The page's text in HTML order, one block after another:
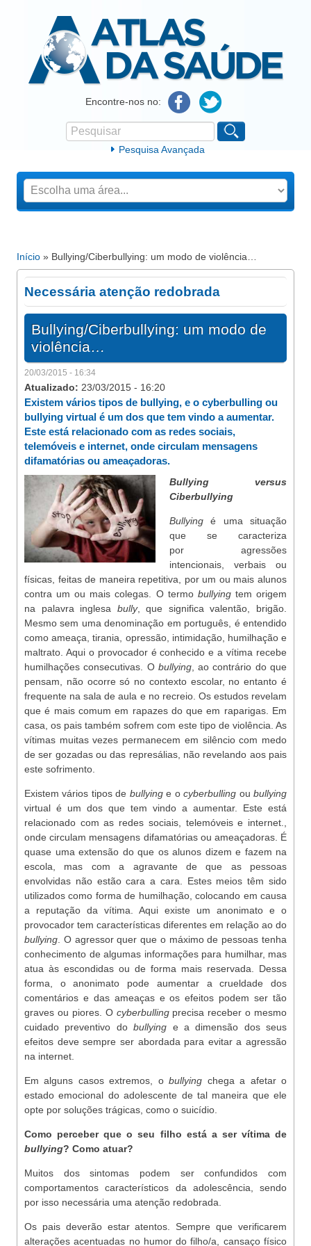
Atlas da SaúdeEncontre-nos no:
Formulário de procura
Pesquisar
Pesquisa Avançada
Está aqui
Início » Bullying/Ciberbullying: um modo de violência…
Necessária atenção redobrada
Bullying/Ciberbullying: um modo de
violência…
20/03/2015 - 16:34
Atualizado: 23/03/2015 - 16:20
Existem vários tipos de bullying, e o cyberbulling ou
bullying virtual é um dos que tem vindo a aumentar.
Este está relacionado com as redes sociais,
telemóveis e internet, onde circulam mensagens
difamatórias ou ameaçadoras.
Bullying
versus
Ciberbullying
Bullying é uma situação
que se caracteriza
por agressões
intencionais, verbais ou
físicas, feitas de maneira repetitiva, por um ou mais alunos
contra um ou mais colegas. O termo bullyingtem origem
na palavra inglesa bully, que significa valentão, brigão.
Mesmo sem uma denominação em português, é entendido
como ameaça, tirania, opressão, intimidação, humilhação e
maltrato. Aqui o provocador é conhecido e a vítima recebe
humilhações consecutivas. O bullying, ao contrário do que
pensam, não ocorre só no contexto escolar, no entanto é
frequente na sala de aula e no recreio. Os estudos revelam
que é mais comum em rapazes do que em raparigas. Em
casa, os pais também sofrem com este tipo de violência. As
vítimas muitas vezes permanecem em silêncio com medo
de ser gozadas ou das represálias, não revelando aos pais
este sofrimento.
Existem vários tipos de bullyinge ocyberbulling oubullying
virtual é um dos que tem vindo a aumentar. Este está
relacionado com as redes sociais, telemóveis e internet.,
onde circulam mensagens difamatórias ou ameaçadoras. É
quase uma extensão do que os alunos dizem e fazem na
escola, mas com a agravante de que as pessoas
envolvidas não estão cara a cara. Estes meios têm sido
utilizados como forma de humilhação, colocando em causa
a reputação da vítima. Aqui existe um anonimato e o
provocador tem características diferentes em relação ao do
bullying . O agressor quer que o máximo de pessoas tenha
conhecimento de algumas informações para humilhar, mas
atua às escondidas ou de forma mais reservada. Dessa
forma, o anonimato pode aumentar a crueldade dos
comentários e das ameaças e os efeitos podem ser tão
graves ou piores. O cyberbullingprecisa receber o mesmo
cuidado preventivo dobullying e a dimensão dos seus
efeitos deve sempre ser abordada para evitar a agressão
na internet.
Em alguns casos extremos, obullying chega a afetar o
estado emocional do adolescente de tal maneira que ele
opte por soluções trágicas, como o suicídio.
Como perceber que o seu filho está a ser vítima de
bullying? Como atuar?
Muitos dos sintomas podem ser confundidos com
comportamentos característicos da adolescência, sendo
por isso necessária uma atenção redobrada.
Os pais deverão estar atentos. Sempre que verificarem
alterações acentuadas no humor do filho/a, cansaço físico